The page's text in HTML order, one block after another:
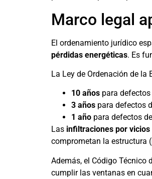
Marco legal
El ordenamiento jurídico
pérdidas energéticas. Es
La Ley de Ordenación de
10 años para
3 años para defectos
1 año para defectos
Las infiltraciones por
comprometan la estructura
Además, el Código Técnico
cumplir las ventanas en